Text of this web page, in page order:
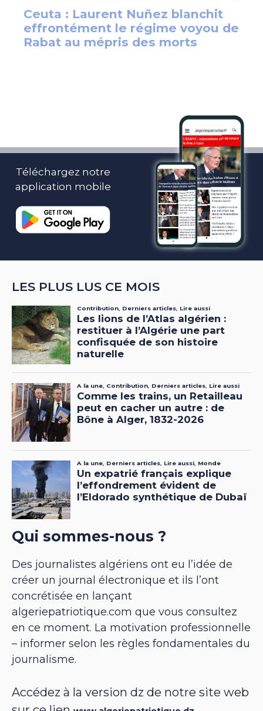
Téléchargez notre
application mobile
LES PLUS LUS CE MOIS
Qui sommes-nous ?
Des journalistes algériens ont eu l’idée de
créer un journal électronique et ils l’ont
concrétisée en lançant
algeriepatriotique.com que vous consultez
en ce moment. La motivation professionnelle
– informer selon les règles fondamentales du
journalisme.
Accédez à la version dz de notre site web